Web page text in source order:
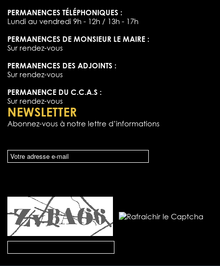
PERMANENCES TÉLÉPHONIQUES :
Lundi au vendredi 9h - 12h / 13h - 17h
PERMANENCES DE MONSIEUR LE MAIRE :
Sur rendez-vous
PERMANENCES DES ADJOINTS :
Sur rendez-vous
PERMANENCE DU C.C.A.S :
Sur rendez-vous
NEWSLETTER
Abonnez-vous à notre lettre d’informations